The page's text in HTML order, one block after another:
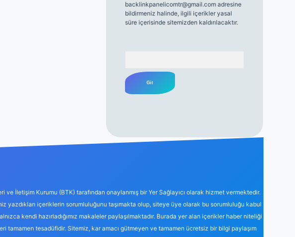
backlinkpanelicomtr@gmail.comadresine
bildirmeniz halinde, ilgili içerikler yasal
süre içerisinde sitemizden kaldırılacaktır.
ve İletişim Kurumu (BTK) tarafından onaylanmış bir Yer Sağlayıcı olarak hizmet vermektedir.
içeriklerin sorumluluğunu taşımakta olup, siteye üye olarak bu sorumluluğu kabul
kendi hazırladığımız makaleler paylaşılmaktadır. Burada yer alan içerikler haber niteliği
tamamen tesadüfidir. Sitemiz, kar amacı gütmeyen ve tamamen ücretsiz bir bilgi paylaşım